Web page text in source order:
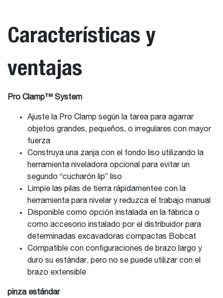
Características y
ventajas
Pro Clamp™ System
Ajuste la Pro Clamp según la tarea para agarrar
objetos grandes, pequeños, o irregulares con mayor
fuerza
Construya una zanja con el fondo liso utilizando la
herramienta niveladora opcional para evitar un
segundo “cucharón lip” liso
Limpie las pilas de tierra rápidamentee con la
herramienta para nivelar y reduzca el trabajo manual
Disponible como opción instalada en la fábrica o
como accesorio instalado por el distribuidor para
determinadas excavadoras compactas Bobcat
Compatible con configuraciones de brazo largo y
duro su estándar, pero no se puede utilizar con el
brazo extensible
pinza estándar